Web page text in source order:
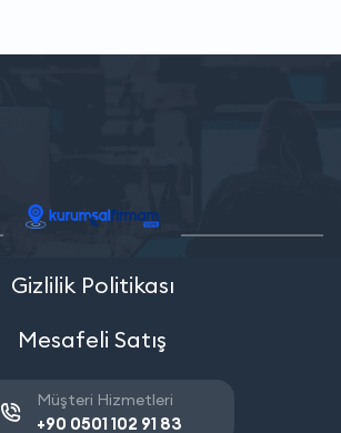
Gizlilik Politikası
Mesafeli Satış
Müşteri Hizmetleri
+90 0501 102 91 83